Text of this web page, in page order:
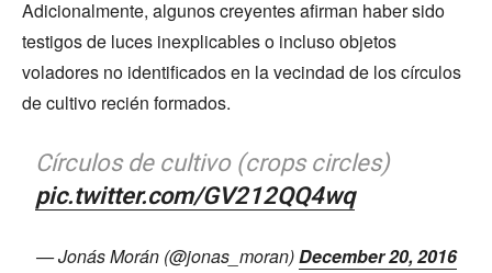
Adicionalmente, algunos creyentes afirman haber sido
testigos de luces inexplicables o incluso objetos
voladores no identificados en la vecindad de los círculos
de cultivo recién formados.
Círculos de cultivo (crops circles)
pic.twitter.com/GV212QQ4wq
— Jonás Morán (@jonas_moran)December 20, 2016